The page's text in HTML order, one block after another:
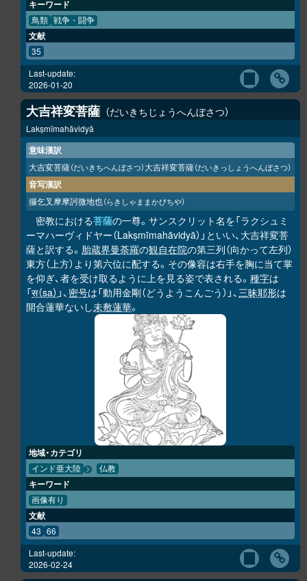
キーワード
鳥類 戦争・闘争
文献
35
Last-update:
2026-01-20
大吉祥変菩薩 だいきちじょうへんぼさつ
Lakṣmīmahāvidyā
意味漢訳
大吉変菩薩（だいきちへんぼさつ）大吉祥変菩薩（だいきっしょうへんぼさつ）
音写漢訳
攞乞叉摩摩訶微地也（らきしゃままかびちや）
密教における菩薩の一尊。サンスクリット名を「ラクシュミ
ーマハーヴィドヤー（Lakṣmīmahāvidyā）」といい、大吉祥変菩
薩と訳する。 胎蔵界曼荼羅の観自在院の第三列（向かって左列）
東方（上方）より第六位に配する。その像容は右手を胸に当て掌
を仰ぎ、者を受け取るように上を見る姿で表される。 種字は
「स（sa） 」、 密号は「動用金剛（どうようこんごう）」、三昧耶形は
開合蓮華ないし未敷蓮華。
地域・カテゴリ
インド亜大陸 仏教
キーワード
画像有り
文献
43 66
Last-update:
2026-02-24